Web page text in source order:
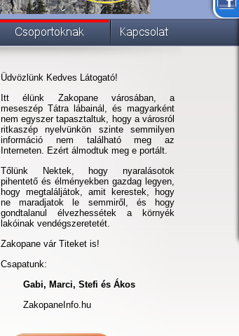
Üdvözlünk Kedves Látogató!
Itt élünk Zakopane városában, a
meseszép Tátra lábainál, és magyarként
nem egyszer tapasztaltuk, hogy a városról
ritkaszép nyelvünkön szinte semmilyen
információ nem található meg az
Interneten. Ezért álmodtuk meg e portált.
Tőlünk Nektek, hogy nyaralásotok
pihentető és élményekben gazdag legyen,
hogy megtaláljátok, amit kerestek, hogy
ne maradjatok le semmiről, és hogy
gondtalanul élvezhessétek a környék
lakóinak vendégszeretetét.
Zakopane vár Titeket is!
Csapatunk:
Gabi, Marci, Stefi és Ákos
ZakopaneInfo.hu